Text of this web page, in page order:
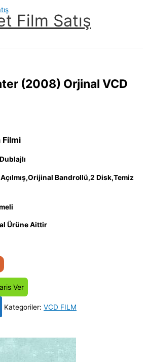
Film Satış
(2008) Orjinal VCD
Filmi
Bandrollü,2 Disk,Temiz
Ürüne Aittir
Ver
Kategoriler: VCD FILM